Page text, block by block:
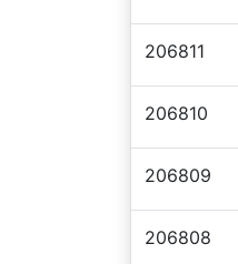
206811
206810
206809
206808